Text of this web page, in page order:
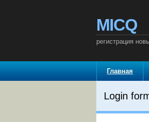
MICQ
регистрация
Главная
Login